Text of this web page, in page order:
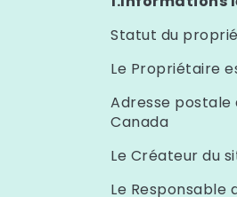
Statut du
Le Propriétaire
Adresse
Canada
Le Créateur du
Le Responsable